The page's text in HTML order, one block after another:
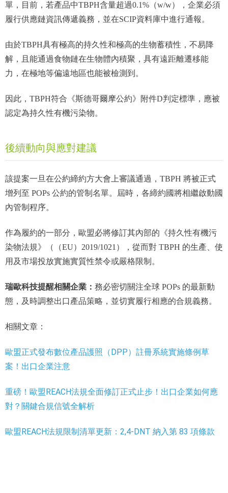
單，目前，若產品中TBPH含量超過0.1%（w/w），企業必須
履行供應鏈資訊傳遞義務，並在SCIP資料庫中進行通報。
由於TBPH具有極高的持久性和極高的生物蓄積性，不易降
解，且能通過食物鏈在生物體內積聚，具有遠距離遷移能
力，在極地等偏遠地區也能被檢測到。
因此，TBPH符合《斯德哥爾摩公約》附件D判定標準，應被
認定為持久性有機污染物。
後續動向與應對建議
該提案一旦在公約締約方大會上審議通過，TBPH 將被正式
增列至 POPs 公約的管制名單。屆時，各締約國將相繼啟動國
內管制程序。
作為履約的一部分，歐盟必將修訂其內部的《持久性有機污
染物法規》（（EU）2019/1021），從而對 TBPH 的生產、使
用及市場投放實施實質性禁令或嚴格限制。
瑞歐科技提醒相關企業： 務必密切關注全球 POPs 的最新動
態，及時調整出口產品策略，並切實履行相應的合規義務。
相關文章：
歐盟正式發布數位產品護照（DPP）註冊系統實施條例草
案！出口企業注意
重磅！歐盟REACH法規全面修訂正式止步！出口企業如何應
對？關鍵合規信號全解析
歐盟REACH法規限制清單更新：2,4-DNT 納入第 83 項條款